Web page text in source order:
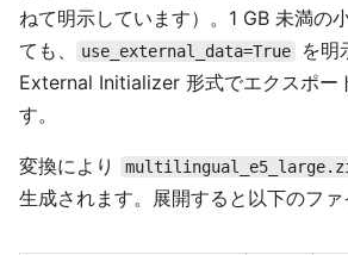
ねて明示しています）。1 GB 未満の
ても、
use_external_data=True
を明
External Initializer 形式でエクスポー
す。
変換により
生成されます。展開すると以下のファ